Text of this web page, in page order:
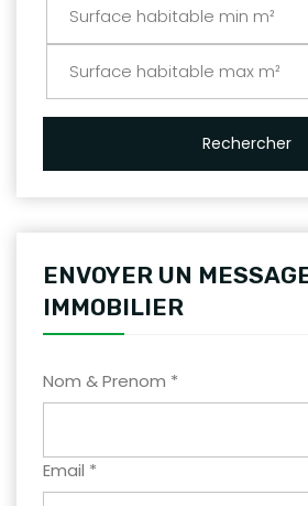
Rechercher
ENVOYER UN
IMMOBILIER
Nom & Prenom *
Email *